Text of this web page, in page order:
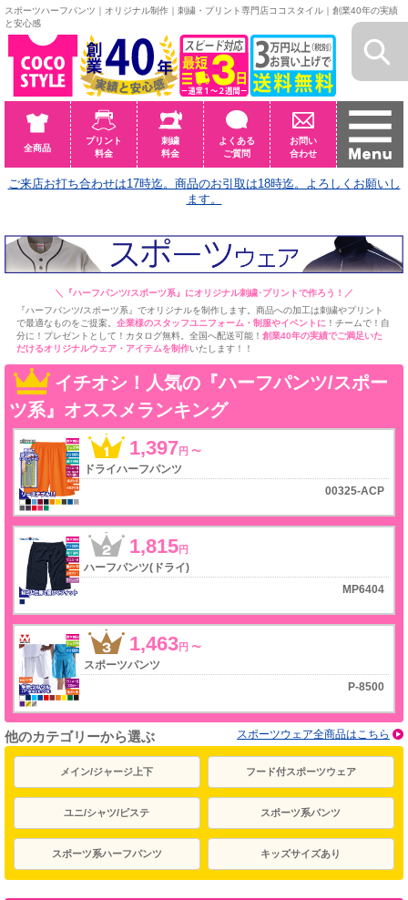
スポーツハーフパンツ｜オリジナル制作｜刺繍・プリント専門店ココスタイル｜創業40年の実績
と安心感
全商品
プリント
料金
刺繍
料金
よくある
ご質問
お問い
合わせ
ご来店お打ち合わせは17時迄。商品のお引取は18時迄。よろしくお願いし
ます。
＼ 『ハーフパンツ/スポーツ系』にオリジナル刺繍･プリントで作ろう！ ／
『ハーフパンツ/スポーツ系』でオリジナルを制作します。商品への加工は刺繍やプリント
で最適なものをご提案。企業様のスタッフユニフォーム・制服やイベントに ！チームで！自
分に！プレゼントとして！カタログ無料。全国へ配送可能！創業40年の実績でご満足いた
だけるオリジナルウェア・アイテムを制作いたします！！
イチオシ！人気の『ハーフパンツ/スポー
ツ系』オススメランキング
1,397円〜
ドライハーフパンツ
00325-ACP
1,815円
ハーフパンツ(ドライ)
MP6404
1,463円〜
スポーツパンツ
P-8500
他のカテゴリーから選ぶ スポーツウェア全商品はこちら
メイン/ジャージ上下 フード付スポーツウェア
ユニ/シャツ/ピステ スポーツ系パンツ
スポーツ系ハーフパンツ キッズサイズあり